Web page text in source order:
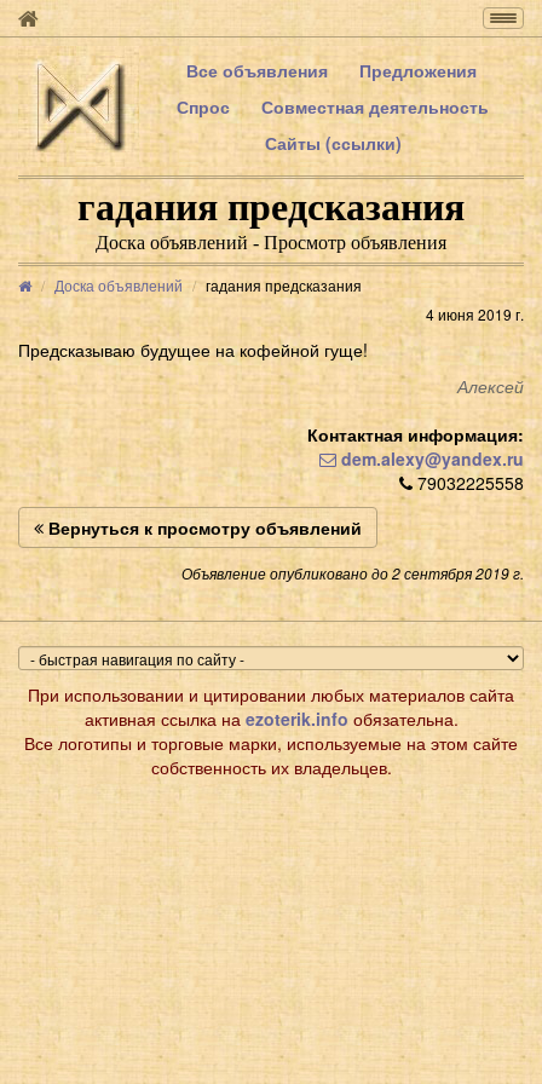
Все объявления
Предложения
Спрос
Совместная деятельность
Сайты (ссылки)
гадания предсказания
Доска объявлений - Просмотр объявления
Доска объявлений
гадания предсказания
4 июня 2019 г.
Предсказываю будущее на кофейной гуще!
Алексей
Контактная информация:
dem.alexy@yandex.ru
79032225558
Вернуться к просмотру объявлений
Объявление опубликовано до 2 сентября 2019 г.
При использовании и цитировании любых материалов сайта
активная ссылка на ezoterik.info обязательна.
Все логотипы и торговые марки, используемые на этом сайте
собственность их владельцев.